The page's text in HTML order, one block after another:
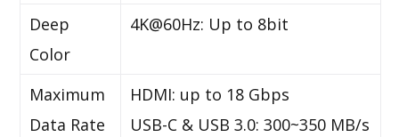
Deep
Color
4K@60Hz: Up to 8bit
Maximum
Data Rate
HDMI: up to 18 Gbps
USB-C & USB 3.0: 300~350 MB/s